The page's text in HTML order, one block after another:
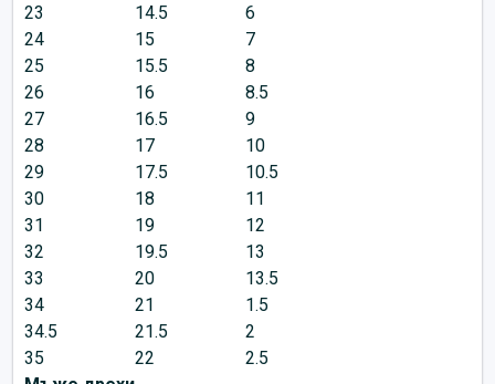
23
14.5
6
24
15
7
25
15.5
8
26
16
8.5
27
16.5
9
28
17
10
29
17.5
10.5
30
18
11
31
19
12
32
19.5
13
33
20
13.5
34
21
1.5
34.5
21.5
2
35
22
2.5